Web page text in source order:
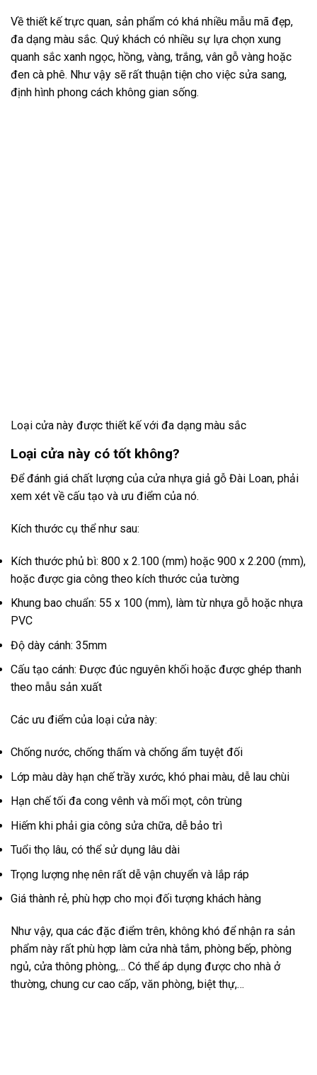
Về thiết kế trực quan, sản phẩm có khá nhiều mẫu mã đẹp,
đa dạng màu sắc. Quý khách có nhiều sự lựa chọn xung
quanh sắc xanh ngọc, hồng, vàng, trắng, vân gỗ vàng hoặc
đen cà phê. Như vậy sẽ rất thuận tiện cho việc sửa sang,
định hình phong cách không gian sống.
Loại cửa này được thiết kế với đa dạng màu sắc
Loại cửa này có tốt không?
Để đánh giá chất lượng của cửa nhựa giả gỗ Đài Loan, phải
xem xét về cấu tạo và ưu điểm của nó.
Kích thước cụ thể như sau:
Kích thước phủ bì: 800 x 2.100 (mm) hoặc 900 x 2.200 (mm),
hoặc được gia công theo kích thước của tường
Khung bao chuẩn: 55 x 100 (mm), làm từ nhựa gỗ hoặc nhựa
PVC
Độ dày cánh: 35mm
Cấu tạo cánh: Được đúc nguyên khối hoặc được ghép thanh
theo mẫu sản xuất
Các ưu điểm của loại cửa này:
Chống nước, chống thấm và chống ẩm tuyệt đối
Lớp màu dày hạn chế trầy xước, khó phai màu, dễ lau chùi
Hạn chế tối đa cong vênh và mối mọt, côn trùng
Hiếm khi phải gia công sửa chữa, dễ bảo trì
Tuổi thọ lâu, có thể sử dụng lâu dài
Trọng lượng nhẹ nên rất dễ vận chuyển và lắp ráp
Giá thành rẻ, phù hợp cho mọi đối tượng khách hàng
Như vậy, qua các đặc điểm trên, không khó để nhận ra sản
phẩm này rất phù hợp làm cửa nhà tắm, phòng bếp, phòng
ngủ, cửa thông phòng,… Có thể áp dụng được cho nhà ở
thường, chung cư cao cấp, văn phòng, biệt thự,…